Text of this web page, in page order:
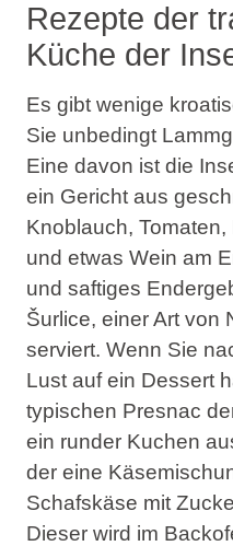
Rezepte der
Küche der
Es gibt wenige
Sie unbedingt
Eine davon ist die
ein Gericht aus
Knoblauch,
und etwas Wein am
und saftiges
Šurlice, einer Art von
serviert. Wenn Sie
Lust auf ein Dessert
typischen Presnac
ein runder Kuchen
der eine
Schafskäse mit
Dieser wird im